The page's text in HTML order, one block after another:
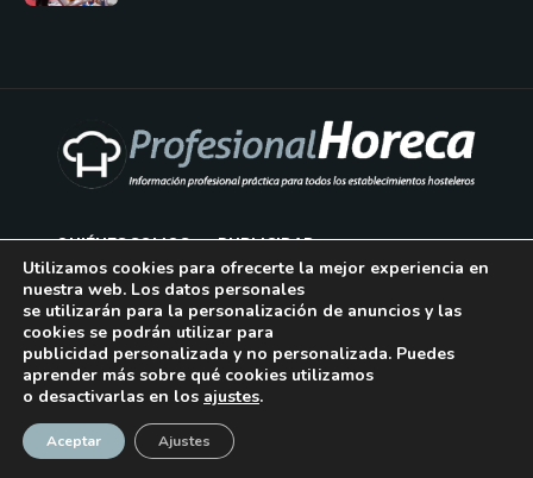
QUIÉNES SOMOS PUBLICIDAD
AVISO LEGAL
POLÍTICA DE COOKIES
POLÍTICA DE PRIVACIDAD
CONTACTO
¡Suscríbase!
Utilizamos cookies para ofrecerte la mejor experiencia en
nuestra web. Los datos personales
se utilizarán para la personalización de anuncios y las
cookies se podrán utilizar para
publicidad personalizada y no personalizada. Puedes
aprender más sobre qué cookies utilizamos
o desactivarlas en los ajustes.
Aceptar Ajustes